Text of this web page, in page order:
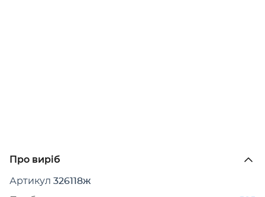
Про виріб
Артикул 326118ж